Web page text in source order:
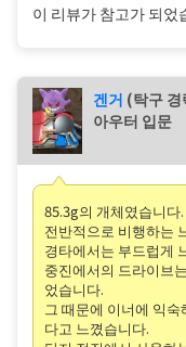
이 리뷰가 참고가 되었
겐거 (탁구
아우터 입문
85.3g의 개체였습니다.
전반적으로 비행하는
경타에서는 부드럽게
중진에서의 드라이브
었습니다.
그 때문에 이너에 익
다고 느꼈습니다.